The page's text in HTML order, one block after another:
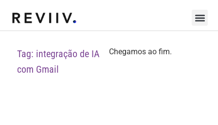
Tag: integração de IA
com Gmail
Chegamos ao fim.